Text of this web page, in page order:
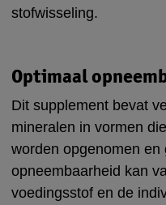
stofwisseling.
Optimaal
Dit supplement bevat
mineralen in vormen
worden opgenomen en
opneembaarheid kan
voedingsstof en de